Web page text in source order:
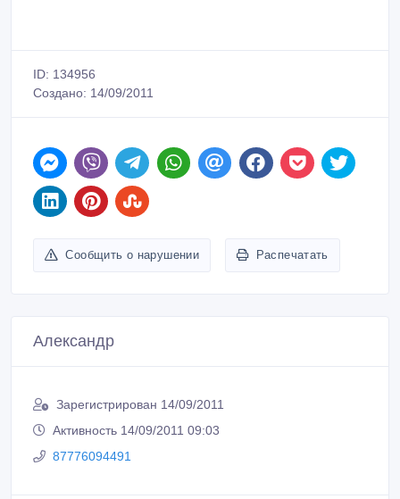
ID: 134956
Создано: 14/09/2011
Сообщить о нарушении Распечатать
Александр
Зарегистрирован 14/09/2011
Активность 14/09/2011 09:03
87776094491